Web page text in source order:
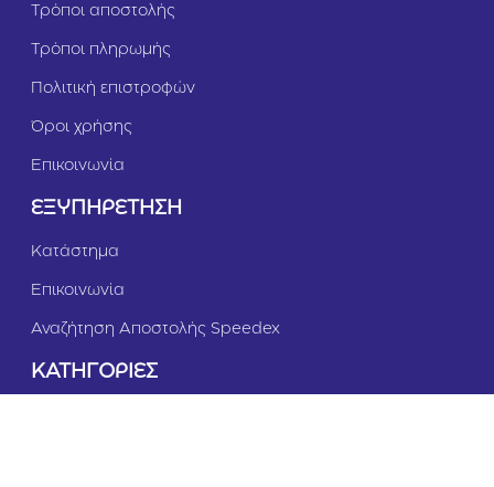
Τρόποι αποστολής
Τρόποι πληρωμής
Πολιτική επιστροφών
Όροι χρήσης
Επικοινωνία
ΕΞΥΠΗΡΕΤΗΣΗ
Κατάστημα
Επικοινωνία
Αναζήτηση Αποστολής Speedex
ΚΑΤΗΓΟΡΙΕΣ